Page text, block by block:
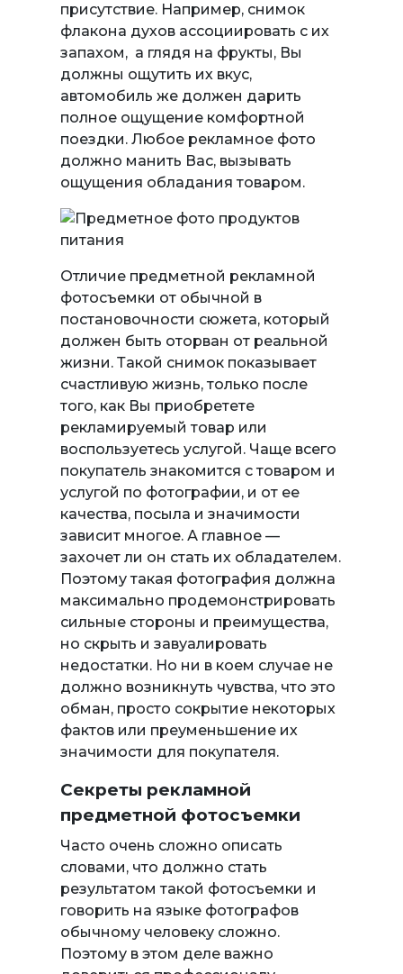
присутствие. Например, снимок
флакона духов ассоциировать с их
запахом, а глядя на фрукты, Вы
должны ощутить их вкус,
автомобиль же должен дарить
полное ощущение комфортной
поездки. Любое рекламное фото
должно манить Вас, вызывать
ощущения обладания товаром.
Отличие предметной рекламной
фотосъемки от обычной в
постановочности сюжета, который
должен быть оторван от реальной
жизни. Такой снимок показывает
счастливую жизнь, только после
того, как Вы приобретете
рекламируемый товар или
воспользуетесь услугой. Чаще всего
покупатель знакомится с товаром и
услугой по фотографии, и от ее
качества, посыла и значимости
зависит многое. А главное —
захочет ли он стать их обладателем.
Поэтому такая фотография должна
максимально продемонстрировать
сильные стороны и преимущества,
но скрыть и завуалировать
недостатки. Но ни в коем случае не
должно возникнуть чувства, что это
обман, просто сокрытие некоторых
фактов или преуменьшение их
значимости для покупателя.
Секреты рекламной
предметной фотосъемки
Часто очень сложно описать
словами, что должно стать
результатом такой фотосъемки и
говорить на языке фотографов
обычному человеку сложно.
Поэтому в этом деле важно